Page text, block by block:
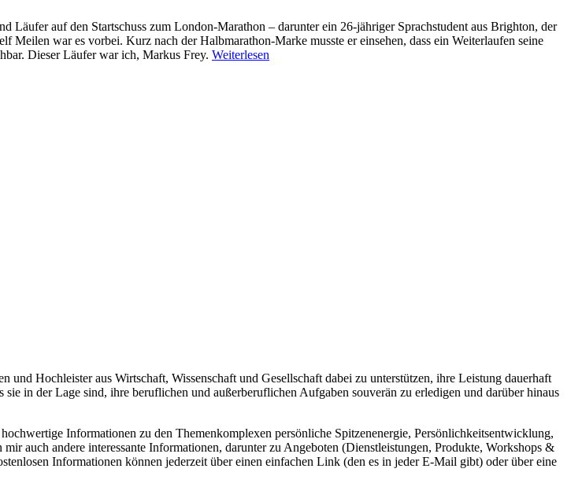
auf den Startschuss zum London-Marathon – darunter ein 26-jähriger Sprachstudent aus Brighton, der
war es vorbei. Kurz nach der Halbmarathon-Marke musste er einsehen, dass ein Weiterlaufen seine
Dieser Läufer war ich, Markus Frey. Weiterlesen
Hochleister aus Wirtschaft, Wissenschaft und Gesellschaft dabei zu unterstützen, ihre Leistung dauerhaft
in der Lage sind, ihre beruflichen und außerberuflichen Aufgaben souverän zu erledigen und darüber hinaus
Informationen zu den Themenkomplexen persönliche Spitzenenergie, Persönlichkeitsentwicklung,
auch andere interessante Informationen, darunter zu Angeboten (Dienstleistungen, Produkte, Workshops &
Informationen können jederzeit über einen einfachen Link (den es in jeder E-Mail gibt) oder über eine